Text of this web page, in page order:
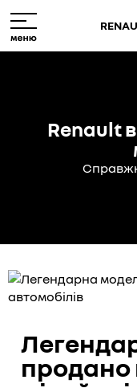
to
main
Renault
продано